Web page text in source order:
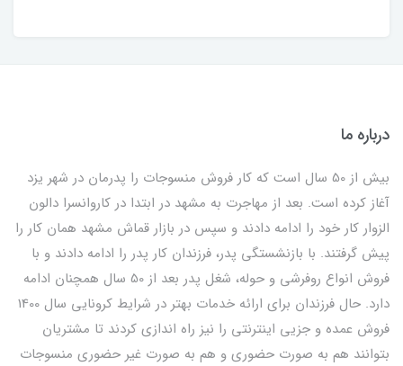
درباره ما
بیش از 50 سال است که کار فروش منسوجات را پدرمان در شهر یزد
آغاز کرده است. بعد از مهاجرت به مشهد در ابتدا در کاروانسرا دالون
الزوار کار خود را ادامه دادند و سپس در بازار قماش مشهد همان کار را
پیش گرفتند. با بازنشستگی پدر، فرزندان کار پدر را ادامه دادند و با
فروش انواع روفرشی و حوله، شغل پدر بعد از 50 سال همچنان ادامه
دارد. حال فرزندان برای ارائه خدمات بهتر در شرایط کرونایی سال 1400
فروش عمده و جزیی اینترنتی را نیز راه اندازی کردند تا مشتریان
بتوانند هم به صورت حضوری و هم به صورت غیر حضوری منسوجات